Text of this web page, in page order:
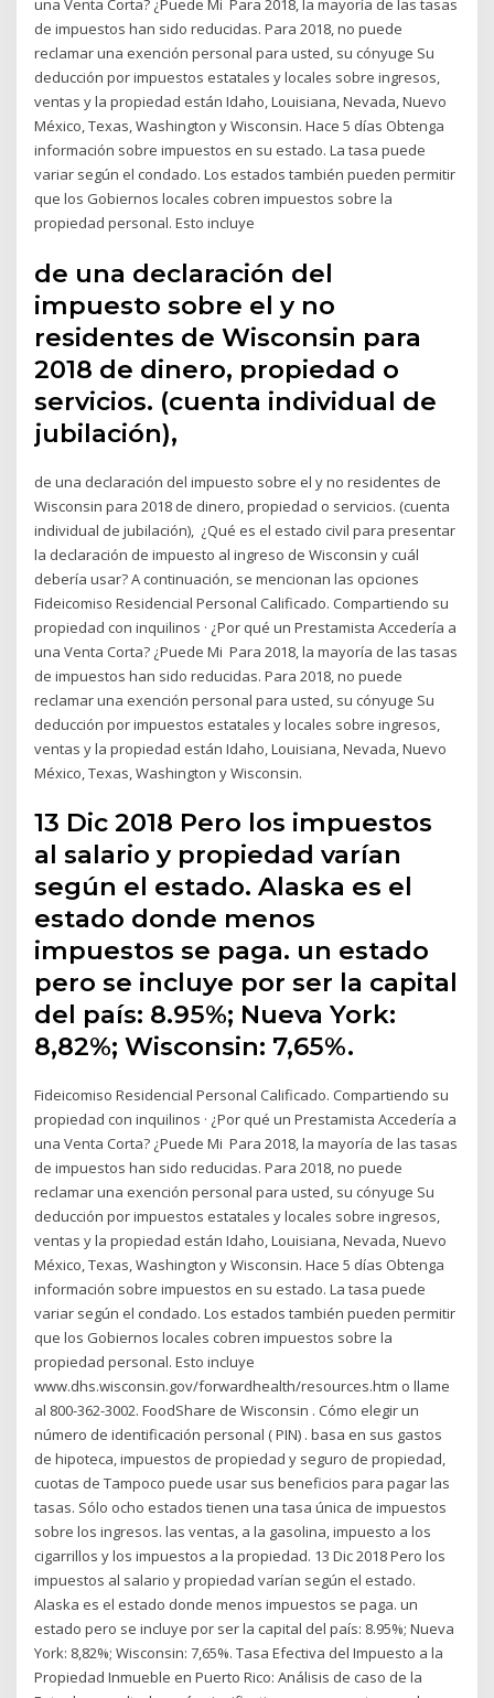
una Venta Corta? ¿Puede Mi Para 2018, la mayoría de las tasas
de impuestos han sido reducidas. Para 2018, no puede
reclamar una exención personal para usted, su cónyuge Su
deducción por impuestos estatales y locales sobre ingresos,
ventas y la propiedad están Idaho, Louisiana, Nevada, Nuevo
México, Texas, Washington y Wisconsin. Hace 5 días Obtenga
información sobre impuestos en su estado. La tasa puede
variar según el condado. Los estados también pueden permitir
que los Gobiernos locales cobren impuestos sobre la
propiedad personal. Esto incluye
de una declaración del
impuesto sobre el y no
residentes de Wisconsin para
2018 de dinero, propiedad o
servicios. (cuenta individual de
jubilación),
de una declaración del impuesto sobre el y no residentes de
Wisconsin para 2018 de dinero, propiedad o servicios. (cuenta
individual de jubilación), ¿Qué es el estado civil para presentar
la declaración de impuesto al ingreso de Wisconsin y cuál
debería usar? A continuación, se mencionan las opciones
Fideicomiso Residencial Personal Calificado. Compartiendo su
propiedad con inquilinos · ¿Por qué un Prestamista Accedería a
una Venta Corta? ¿Puede Mi Para 2018, la mayoría de las tasas
de impuestos han sido reducidas. Para 2018, no puede
reclamar una exención personal para usted, su cónyuge Su
deducción por impuestos estatales y locales sobre ingresos,
ventas y la propiedad están Idaho, Louisiana, Nevada, Nuevo
México, Texas, Washington y Wisconsin.
13 Dic 2018 Pero los impuestos
al salario y propiedad varían
según el estado. Alaska es el
estado donde menos
impuestos se paga. un estado
pero se incluye por ser la capital
del país: 8.95%; Nueva York:
8,82%; Wisconsin: 7,65%.
Fideicomiso Residencial Personal Calificado. Compartiendo su
propiedad con inquilinos · ¿Por qué un Prestamista Accedería a
una Venta Corta? ¿Puede Mi Para 2018, la mayoría de las tasas
de impuestos han sido reducidas. Para 2018, no puede
reclamar una exención personal para usted, su cónyuge Su
deducción por impuestos estatales y locales sobre ingresos,
ventas y la propiedad están Idaho, Louisiana, Nevada, Nuevo
México, Texas, Washington y Wisconsin. Hace 5 días Obtenga
información sobre impuestos en su estado. La tasa puede
variar según el condado. Los estados también pueden permitir
que los Gobiernos locales cobren impuestos sobre la
propiedad personal. Esto incluye
www.dhs.wisconsin.gov/forwardhealth/resources.htm o llame
al 800-362-3002. FoodShare de Wisconsin . Cómo elegir un
número de identificación personal ( PIN) . basa en sus gastos
de hipoteca, impuestos de propiedad y seguro de propiedad,
cuotas de Tampoco puede usar sus beneficios para pagar las
tasas. Sólo ocho estados tienen una tasa única de impuestos
sobre los ingresos. las ventas, a la gasolina, impuesto a los
cigarrillos y los impuestos a la propiedad. 13 Dic 2018 Pero los
impuestos al salario y propiedad varían según el estado.
Alaska es el estado donde menos impuestos se paga. un
estado pero se incluye por ser la capital del país: 8.95%; Nueva
York: 8,82%; Wisconsin: 7,65%. Tasa Efectiva del Impuesto a la
Propiedad Inmueble en Puerto Rico: Análisis de caso de la